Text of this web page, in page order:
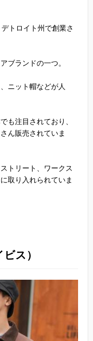
トロイト州で創業さ
ブランドの一つ。
ニット帽などが人
も注目されており、
ん販売されていま
トリート、ワークス
取り入れられていま
ス）